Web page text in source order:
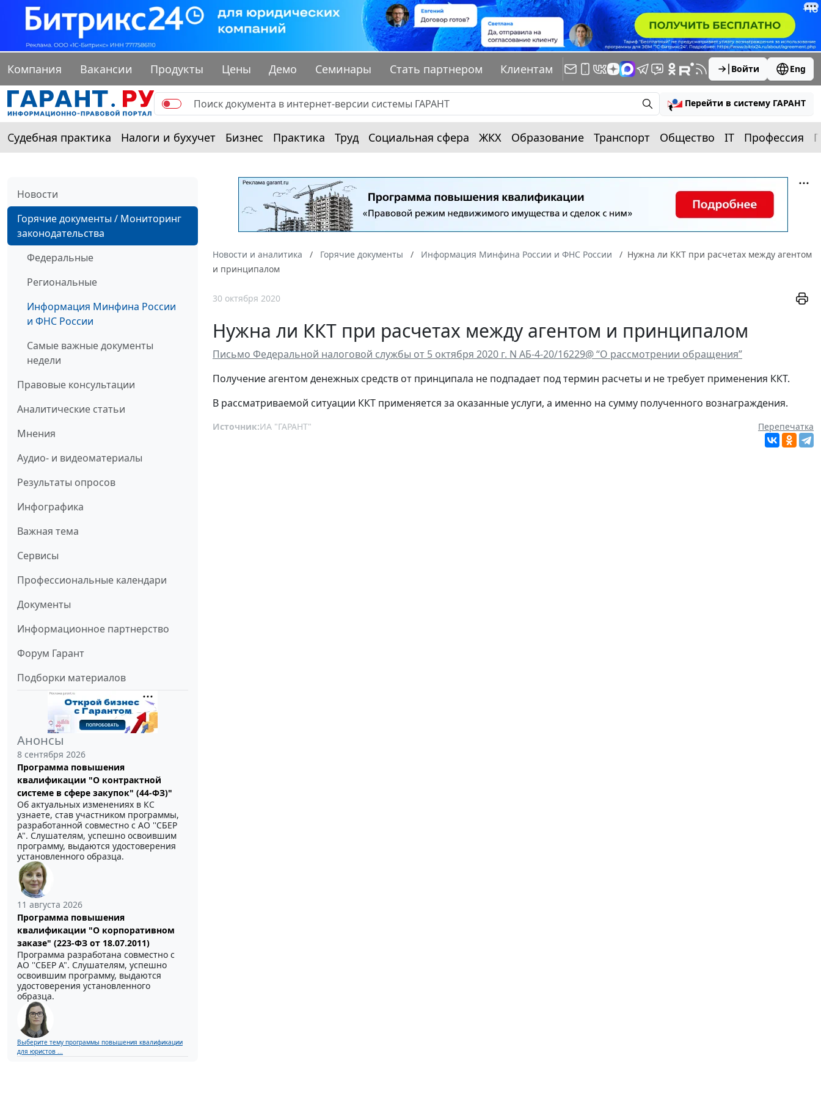
Компания Вакансии Продукты Цены Демо Семинары Стать партнером Клиентам Войти Eng
Перейти в систему ГАРАНТ
Судебная практика Налоги и бухучет Бизнес Практика Труд Социальная сфера ЖКХ Образование Транспорт Общество IT Профессия
Новости
Горячие документы / Мониторинг
законодательства
Федеральные
Региональные
Информация Минфина России
и ФНС России
Самые важные документы
недели
Правовые консультации
Аналитические статьи
Мнения
Аудио- и видеоматериалы
Результаты опросов
Инфографика
Важная тема
Сервисы
Профессиональные календари
Документы
Информационное партнерство
Форум Гарант
Подборки материалов
Анонсы
8 сентября 2026
Программа повышения
квалификации "О контрактной
системе в сфере закупок" (44-ФЗ)"
Об актуальных изменениях в КС
узнаете, став участником программы,
разработанной совместно с АО ''СБЕР
А". Слушателям, успешно освоившим
программу, выдаются удостоверения
установленного образца.
11 августа 2026
Программа повышения
квалификации "О корпоративном
заказе" (223-ФЗ от 18.07.2011)
Программа разработана совместно с
АО ''СБЕР А". Слушателям, успешно
освоившим программу, выдаются
удостоверения установленного
образца.
Выберите тему программы повышения квалификации
для юристов ...
Новости и аналитика Горячие документы Информация Минфина России и ФНС России
Нужна ли ККТ при расчетах между агентом
и принципалом
30 октября 2020
Нужна ли ККТ при расчетах между агентом и принципалом
Письмо Федеральной налоговой службы от 5 октября 2020 г. N АБ-4-20/16229@ “О рассмотрении обращения”
Получение агентом денежных средств от принципала не подпадает под термин расчеты и не требует применения ККТ.
В рассматриваемой ситуации ККТ применяется за оказанные услуги, а именно на сумму полученного вознаграждения.
Источник:ИА "ГАРАНТ" Перепечатка